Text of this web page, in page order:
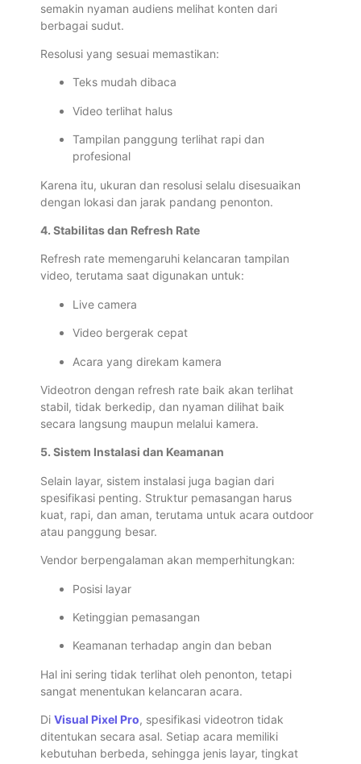
semakin nyaman audiens melihat konten dari
berbagai sudut.
Resolusi yang sesuai memastikan:
Teks mudah dibaca
Video terlihat halus
Tampilan panggung terlihat rapi dan
profesional
Karena itu, ukuran dan resolusi selalu disesuaikan
dengan lokasi dan jarak pandang penonton.
4. Stabilitas dan Refresh Rate
Refresh rate memengaruhi kelancaran tampilan
video, terutama saat digunakan untuk:
Live camera
Video bergerak cepat
Acara yang direkam kamera
Videotron dengan refresh rate baik akan terlihat
stabil, tidak berkedip, dan nyaman dilihat baik
secara langsung maupun melalui kamera.
5. Sistem Instalasi dan Keamanan
Selain layar, sistem instalasi juga bagian dari
spesifikasi penting. Struktur pemasangan harus
kuat, rapi, dan aman, terutama untuk acara outdoor
atau panggung besar.
Vendor berpengalaman akan memperhitungkan:
Posisi layar
Ketinggian pemasangan
Keamanan terhadap angin dan beban
Hal ini sering tidak terlihat oleh penonton, tetapi
sangat menentukan kelancaran acara.
Di Visual Pixel Pro, spesifikasi videotron tidak
ditentukan secara asal. Setiap acara memiliki
kebutuhan berbeda, sehingga jenis layar, tingkat